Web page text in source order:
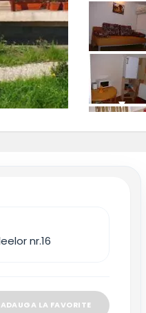
nr.16
ADAUGA LA FAVORITE